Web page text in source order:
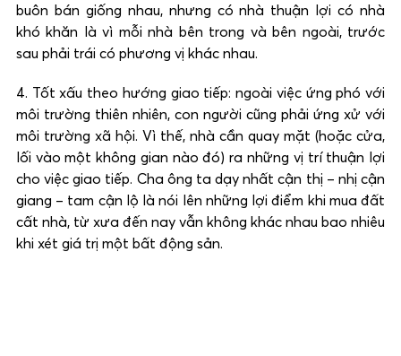
buôn bán giống nhau, nhưng có nhà thuận lợi có nhà
khó khăn là vì mỗi nhà bên trong và bên ngoài, trước
sau phải trái có phương vị khác nhau.
4. Tốt xấu theo hướng giao tiếp: ngoài việc ứng phó với
môi trường thiên nhiên, con người cũng phải ứng xử với
môi trường xã hội. Vì thế, nhà cần quay mặt (hoặc cửa,
lối vào một không gian nào đó) ra những vị trí thuận lợi
cho việc giao tiếp. Cha ông ta dạy nhất cận thị – nhị cận
giang – tam cận lộ là nói lên những lợi điểm khi mua đất
cất nhà, từ xưa đến nay vẫn không khác nhau bao nhiêu
khi xét giá trị một bất động sản.